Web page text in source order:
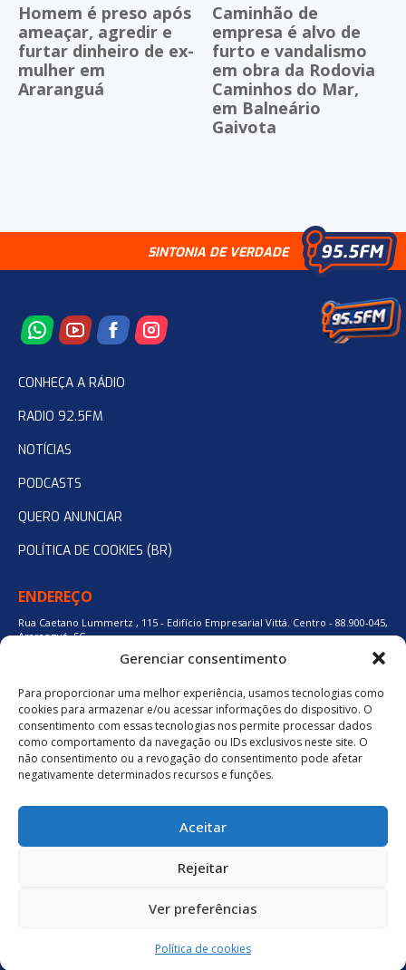
Gerenciar consentimento
Para proporcionar uma melhor experiência, usamos tecnologias como
cookies para armazenar e/ou acessar informações do dispositivo. O
consentimento com essas tecnologias nos permite processar dados
como comportamento da navegação ou IDs exclusivos neste site. O
não consentimento ou a revogação do consentimento pode afetar
negativamente determinados recursos e funções.
Aceitar
Rejeitar
Ver preferências
Política de cookies
Homem é preso após
ameaçar, agredir e
furtar dinheiro de ex-
mulher em
Araranguá
Caminhão de
empresa é alvo de
furto e vandalismo
em obra da Rodovia
Caminhos do Mar,
em Balneário
Gaivota
SINTONIA DE VERDADE
CONHEÇA A RÁDIO
RADIO 92.5FM
NOTÍCIAS
PODCASTS
QUERO ANUNCIAR
POLÍTICA DE COOKIES (BR)
ENDEREÇO
Rua Caetano Lummertz , 115 - Edifício Empresarial Vittá. Centro - 88.900-045,
Araranguá, SC.
48 3524-0137
48 9880-84667